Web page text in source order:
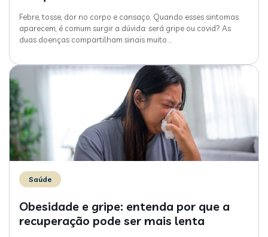
Febre, tosse, dor no corpo e cansaço. Quando esses sintomas
aparecem, é comum surgir a dúvida: será gripe ou covid? As
duas doenças compartilham sinais muito
Saúde
Obesidade e gripe: entenda por que a
recuperação pode ser mais lenta